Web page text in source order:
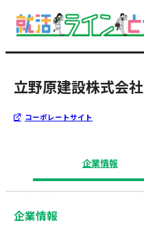
立野原建設株式会社
コーポレートサイト
企業情報
企業情報